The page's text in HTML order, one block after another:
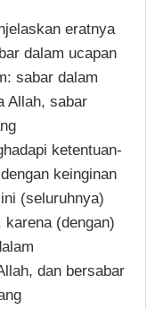
eratnya
dalam ucapan
sabar dalam
Allah, sabar
ketentuan-
keinginan
(seluruhnya)
(dengan)
dan bersabar